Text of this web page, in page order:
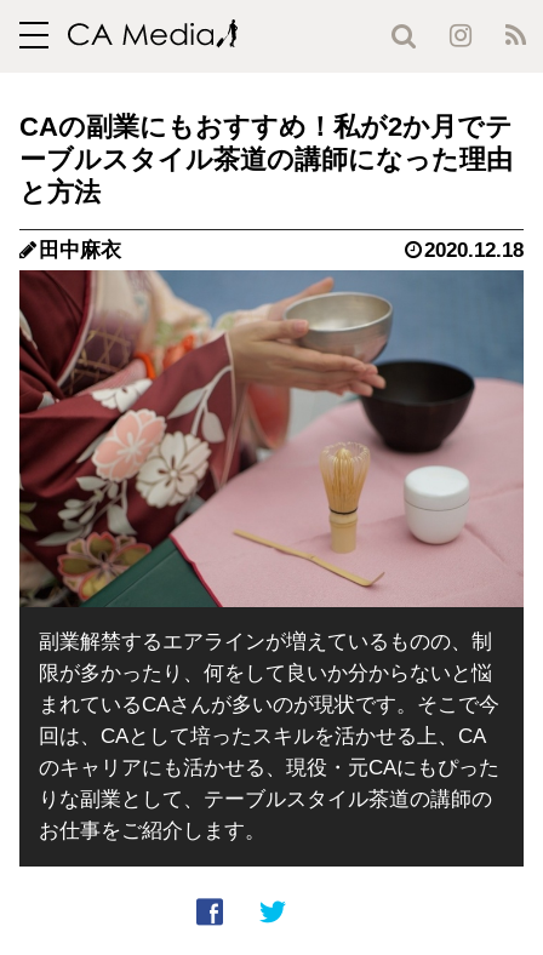
toggle
CAの副業にもおすすめ！私が2か月でテ
ーブルスタイル茶道の講師になった理由
と方法
田中麻衣 2020.12.18
副業解禁するエアラインが増えているものの、制
限が多かったり、何をして良いか分からないと悩
まれているCAさんが多いのが現状です。そこで今
回は、CAとして培ったスキルを活かせる上、CA
のキャリアにも活かせる、現役・元CAにもぴった
りな副業として、テーブルスタイル茶道の講師の
お仕事をご紹介します。